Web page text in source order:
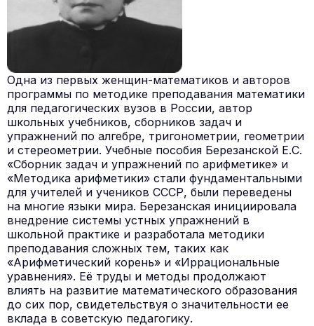
Одна из первых женщин-математиков и авторов
программы по методике преподавания математики
для педагогических вузов в России, автор
школьных учебников, сборников задач и
упражнений по алгебре, тригонометрии, геометрии
и стереометрии. Учебные пособия Березанской Е.С.
«Сборник задач и упражнений по арифметике» и
«Методика арифметики» стали фундаментальными
для учителей и учеников СССР, были переведены
на многие языки мира. Березанская инициировала
внедрение системы устных упражнений в
школьной практике и разработала методики
преподавания сложных тем, таких как
«Арифметический корень» и «Иррациональные
уравнения». Её труды и методы продолжают
влиять на развитие математического образования
до сих пор, свидетельствуя о значительности ее
вклада в советскую педагогику.